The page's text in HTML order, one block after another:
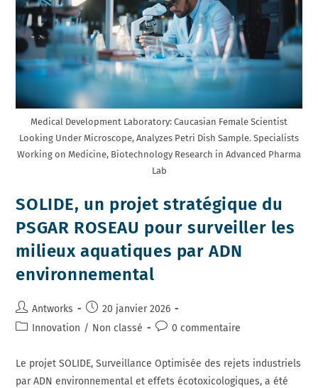
Medical Development Laboratory: Caucasian Female Scientist
Looking Under Microscope, Analyzes Petri Dish Sample. Specialists
Working on Medicine, Biotechnology Research in Advanced Pharma
Lab
SOLIDE, un projet stratégique du
PSGAR ROSEAU pour surveiller les
milieux aquatiques par ADN
environnemental
Auteur/autrice
de
Antworks
Publication
publiée :
20 janvier 2026
PostInnovation / Non classé
Commentaires
publication :
0 commentaire
Le projet SOLIDE, Surveillance Optimisée des rejets industriels
par ADN environnemental et effets écotoxicologiques, a été